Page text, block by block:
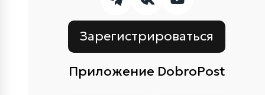
Зарегистрироваться
Приложение DobroPost